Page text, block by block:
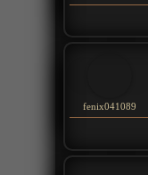
fenix041089